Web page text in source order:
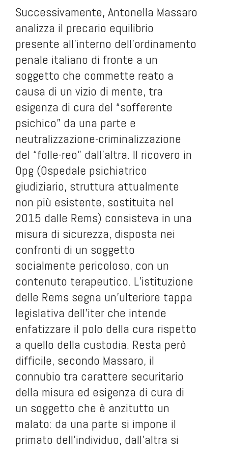
Successivamente, Antonella Massaro
analizza il precario equilibrio
presente all’interno dell’ordinamento
penale italiano di fronte a un
soggetto che commette reato a
causa di un vizio di mente, tra
esigenza di cura del “sofferente
psichico” da una parte e
neutralizzazione-criminalizzazione
del “folle-reo” dall’altra. Il ricovero in
Opg (Ospedale psichiatrico
giudiziario, struttura attualmente
non più esistente, sostituita nel
2015 dalle Rems) consisteva in una
misura di sicurezza, disposta nei
confronti di un soggetto
socialmente pericoloso, con un
contenuto terapeutico. L’istituzione
delle Rems segna un’ulteriore tappa
legislativa dell’iter che intende
enfatizzare il polo della cura rispetto
a quello della custodia. Resta però
difficile, secondo Massaro, il
connubio tra carattere securitario
della misura ed esigenza di cura di
un soggetto che è anzitutto un
malato: da una parte si impone il
primato dell’individuo, dall’altra si